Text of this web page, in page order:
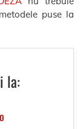
puse la
la: